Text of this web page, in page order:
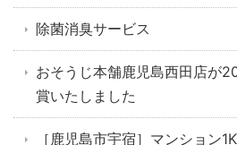
除菌消臭サービス
おそうじ本舗鹿児島西田店が
賞いたしました
［鹿児島市宇宿］マンション